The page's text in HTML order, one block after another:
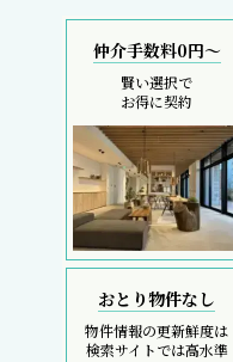
仲介手数料0円～
賢い選択で
お得に契約
おとり物件なし
物件情報の更新鮮度は
検索サイトでは高水準